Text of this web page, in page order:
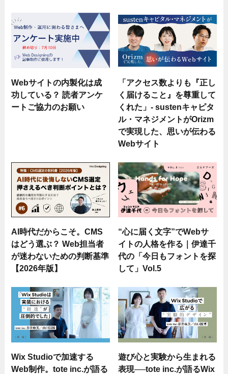
Webサイトの内製化は成
功している？ 読者アンケ
ートご協力のお願い
「アクセス数よりも『正し
く届けること』を尊重して
くれた」- sustenキャピタ
ル・マネジメントがOrizm
で実現した、思いが伝わる
Webサイト
AI時代だからこそ。CMS
はどう選ぶ？ Web担当者
が迷わないための判断基準
【2026年版】
“心に届く文字”でWebサ
イトの人格を作る｜伊達千
代の「今日もフォントを探
して」Vol.5
Wix Studioで加速する
Web制作。tote inc.が語る
遊び心と実験から生まれる
表現──tote inc.が語るWix